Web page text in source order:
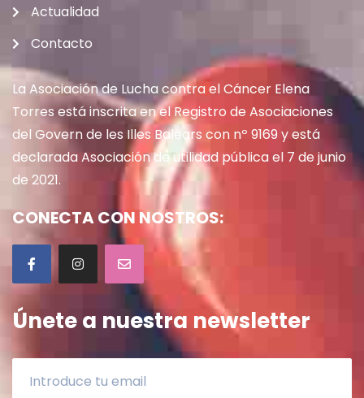
Actualidad
Contacto
La Asociación de Lucha contra el Cáncer Elena
Torres está inscrita en el Registro de Asociaciones
del Govern de les Illes Balears con nº 9169 y está
declarada Asociación de utilidad pública el 7 de junio
de 2021.
CONECTA CON NOSTROS:
Únete a nuestra newsletter